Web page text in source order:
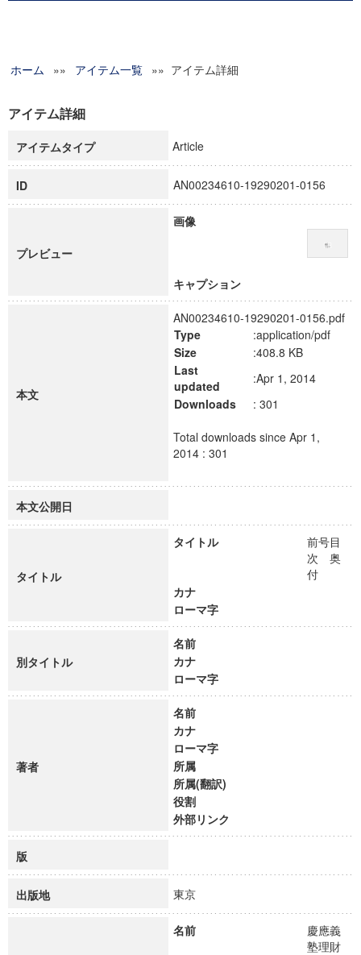
グローバルリサーチインスティテュート
科学研究費補助金研究成果報告書
慶應義塾大学グローバルCOEプログラム市民社会ガバナンス
慶應義塾大学グローバルCOEプログラム論理と感性の先端的
博士課程教育リーディングプログラム「超成熟社会発展のサ
学術雑誌掲載論文等(8)
ホーム »» アイテム一覧 »» アイテム詳細
アイテム詳細
アイテムタイプ Article
ID AN00234610-19290201-0156
プレビュー
画像
キャプション
本文
AN00234610-19290201-0156.pdf
Type
:application/pdf
Size
:408.8 KB
Last
updated
:Apr 1, 2014
Downloads
: 301
Total downloads since Apr 1,
2014 : 301
本文公開日
タイトル
タイトル
前号目
次 奥
付
カナ
ローマ字
別タイトル
名前
カナ
ローマ字
著者
名前
カナ
ローマ字
所属
所属(翻訳)
役割
外部リンク
版
出版地 東京
名前
慶應義
塾理財